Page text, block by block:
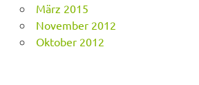
März 2015
November 2012
Oktober 2012